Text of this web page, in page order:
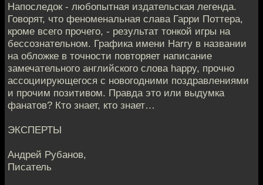
Напоследок - любопытная издательская легенда.
Говорят, что феноменальная слава Гарри Поттера,
кроме всего прочего, - результат тонкой игры на
бессознательном. Графика имени Harry в названии
на обложке в точности повторяет написание
замечательного английского слова happy, прочно
ассоциирующегося с новогодними поздравлениями
и прочим позитивом. Правда это или выдумка
фанатов? Кто знает, кто знает…
ЭКСПЕРТЫ
Андрей Рубанов,
Писатель